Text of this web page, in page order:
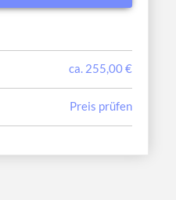
ca. 255,00 €
Preis prüfen